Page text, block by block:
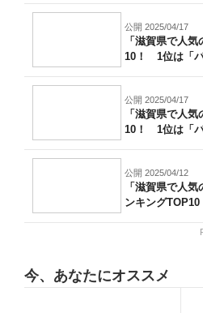
公開 2025/04/17
「滋賀県で人
10！ 1位は「
公開 2025/04/17
「滋賀県で人
10！ 1位は「
公開 2025/04/12
「滋賀県で人
ンキング
今、あなたにオススメ